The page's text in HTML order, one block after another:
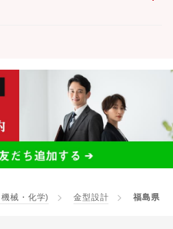
械・化学) 金型設計 福島県